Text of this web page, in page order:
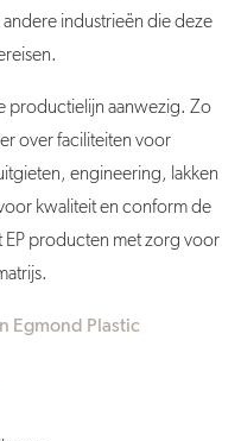
industrieën die deze
productielijn aanwezig. Zo
over faciliteiten voor
engineering, lakken
kwaliteit en conform de
producten met zorg voor
Egmond Plastic